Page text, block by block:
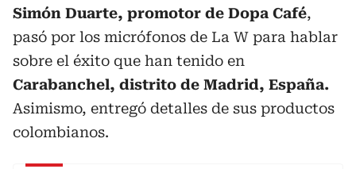
Simón Duarte, promotor de Dopa Café,
pasó por los micrófonos de La W para hablar
sobre el éxito que han tenido en
Carabanchel, distrito de Madrid, España.
Asimismo, entregó detalles de sus productos
colombianos.